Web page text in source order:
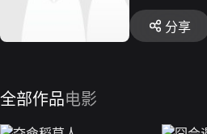
分享
全部作品电影